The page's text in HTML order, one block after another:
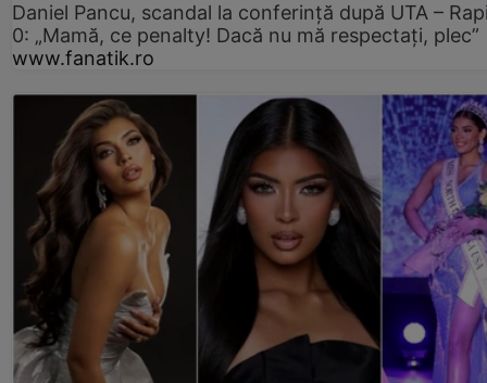
Daniel Pancu, scandal la conferință după UTA –
0: „Mamă, ce penalty! Dacă nu mă respectați, plec”
www.fanatik.ro